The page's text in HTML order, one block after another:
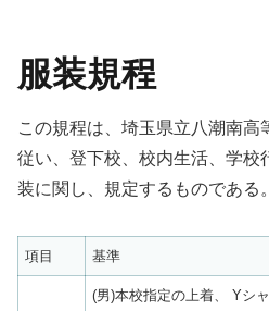
服装規程
この規程は、埼玉県立八潮南高
従い、登下校、校内生活、学校
装に関し、規定するものである。
項目 基準
(男)本校指定の上着、 Yシ